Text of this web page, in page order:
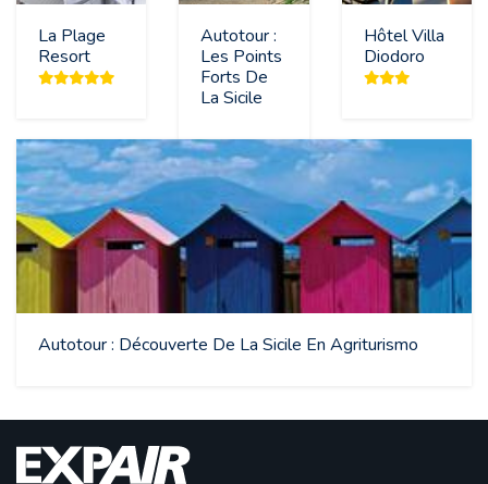
La Plage
Resort
Autotour :
Les Points
Forts De
La Sicile
Hôtel Villa
Diodoro
Autotour : Découverte De La Sicile En Agriturismo